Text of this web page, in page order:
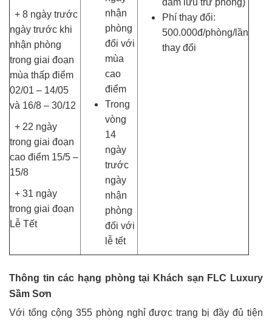
+ 8 ngày trước
ngày trước khi
nhận phòng
trong giai đoạn
mùa thấp điểm
02/01 – 14/05
và 16/8 – 30/12
+ 22 ngày
trong giai đoạn
cao điểm 15/5 –
15/8
+ 31 ngày
trong giai đoạn
Lễ Tết
nhận
phòng
đối với
mùa
cao
điểm
Trong
vòng
14
ngày
trước
ngày
nhận
phòng
đối với
lễ tết
đảm lưu trữ phòng)
Phí thay đổi:
500.000đ/phòng/lần
thay đổi
Thông tin các hạng phòng tại Khách sạn FLC Luxury
Sầm Sơn
Với tổng cộng 355 phòng nghỉ được trang bị đầy đủ tiện